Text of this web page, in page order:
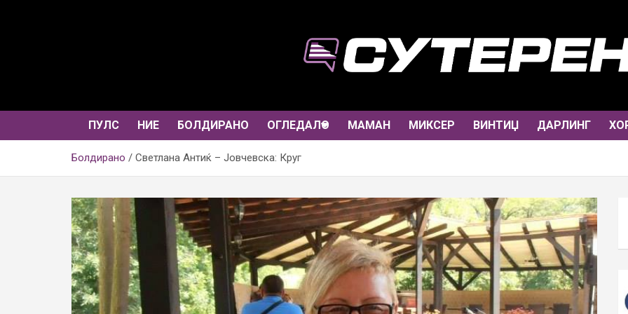
ПУЛС НИЕ БОЛДИРАНО ОГЛЕДАЛО МАМАН МИКСЕР ВИНТИЏ ДАРЛИНГ
Болдирано Светлана Антиќ – Јовчевска: Круг